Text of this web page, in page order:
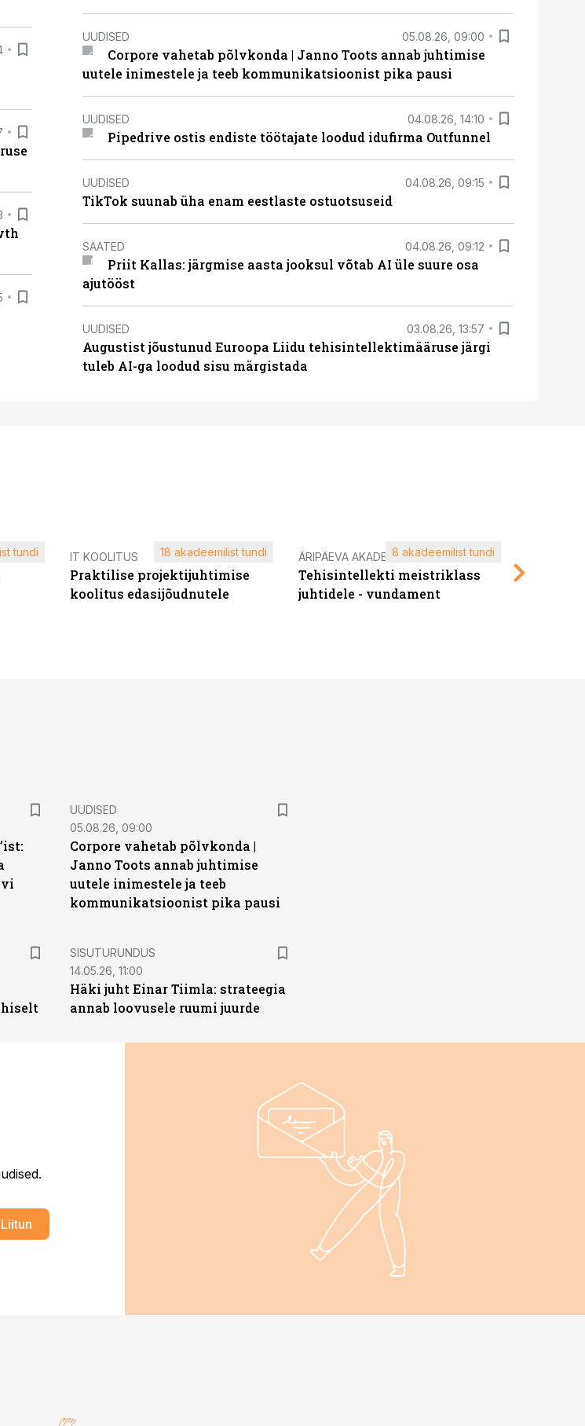
UUDISED 05.08.26, 09:00
Corpore vahetab põlvkonda | Janno Toots annab juhtimise
uutele inimestele ja teeb kommunikatsioonist pika pausi
UUDISED 04.08.26, 14:10
Pipedrive ostis endiste töötajate loodud idufirma Outfunnel
UUDISED 04.08.26, 09:15
TikTok suunab üha enam eestlaste ostuotsuseid
SAATED 04.08.26, 09:12
Priit Kallas: järgmise aasta jooksul võtab AI üle suure osa
ajutööst
UUDISED 03.08.26, 13:57
Augustist jõustunud Euroopa Liidu tehisintellektimääruse järgi
tuleb AI-ga loodud sisu märgistada
tundi IT KOOLITUS
Praktilise projektijuhtimise
koolitus edasijõudnutele
18 akadeemilist tundi ÄRIPÄEVA AKADEEMIA
Tehisintellekti meistriklass
juhtidele - vundament
8 akadeemilist tundi
UUDISED
05.08.26, 09:00
Corpore vahetab põlvkonda |
Janno Toots annab juhtimise
uutele inimestele ja teeb
kommunikatsioonist pika pausi
ST
SISUTURUNDUS
14.05.26, 11:00
Häki juht Einar Tiimla: strateegia
annab loovusele ruumi juurde
Liitun